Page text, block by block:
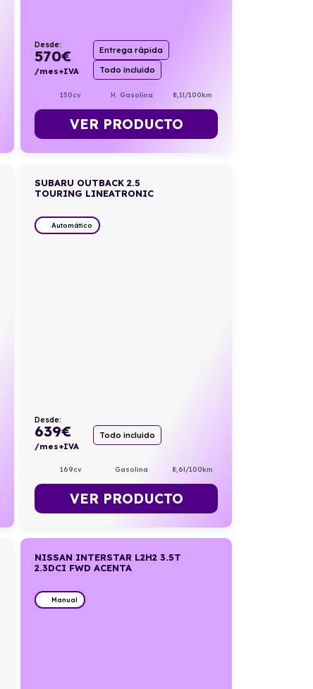
Desde:
570€
/mes+IVA
Entrega rápida
Todo incluido
150cv H. Gasolina 8,1l/100km
VER PRODUCTO
SUBARU OUTBACK 2.5
TOURING LINEATRONIC
Automático
Desde:
639€
/mes+IVA
Todo incluido
169cv Gasolina 8,6l/100km
VER PRODUCTO
NISSAN INTERSTAR L2H2 3.5T
2.3DCI FWD ACENTA
Manual